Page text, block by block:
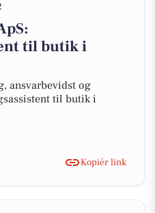
til butik i
ansvarbevidst og
til butik i
Kopiér link